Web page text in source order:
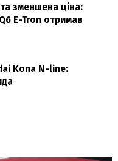
зменшена ціна:
E-Tron отримав
Kona N-line: